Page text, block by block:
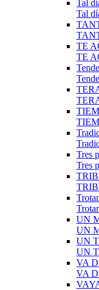
Tal
Tal
TE
TE
Tres
Tres
UN
UN
UN
UN
VA
VA